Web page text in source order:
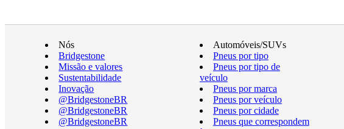
Nós
Bridgestone
Missão e valores
Sustentabilidade
Inovação
@BridgestoneBR
@BridgestoneBR
@BridgestoneBR
Automóveis/SUVs
Pneus por tipo
Pneus por tipo de
veículo
Pneus por marca
Pneus por veículo
Pneus por cidade
Pneus que correspondem